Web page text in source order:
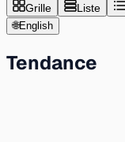
Grille Liste
🌐English
Tendance